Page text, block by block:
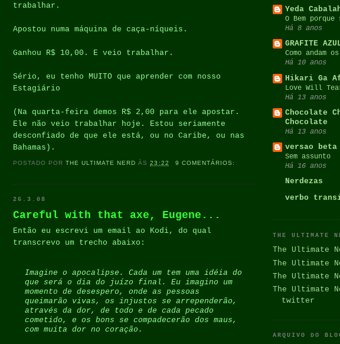
trabalhar.
Apostou numa máquina de caça-níqueis.
Ganhou R$ 10,00. E veio trabalhar.
Sério, eu tenho MUITO que aprender com nosso
Estagiário
(Na quarta-feira demos R$ 2,00 para ele apostar.
Ele não veio trabalhar hoje. Estou seriamente
desconfiado de que ele está, ou no Caribe, ou nas
Bahamas).
POSTADO PORTHE ULTIMATE NERD ÀS23:22 9 COMENTÁRIOS:
26.3.08
Careful with that axe, Eugene...
Então eu escrevi um email ao Kodi, do qual
transcrevo um trecho abaixo:
Imagine o apocalipse. Cada um tem uma idéia do
que será o dia do juízo final. Eu imagino um
momento de desespero, onde as pessoas
queimarão vivas, os injustos se arrependerão,
através da dor, de todo e de cada pecado
cometido, e os bons se compadecerão dos maus,
com muita dor no coração.
Yeda
O Bem porque
Há 8 anos
GRAFITE
Como andam
Há 10 anos
Hikari Ga
Love Will
Há 13 anos
Chocolate
Chocolate
Há 13 anos
versao beta
Sem assunto
Há 16 anos
Nerdezas
verbo
THE ULTIMATE
The Ultimate
The Ultimate
The Ultimate
The Ultimate
twitter
ARQUIVO DO